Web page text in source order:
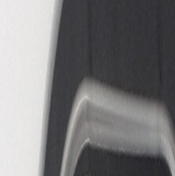
Praktische informatie